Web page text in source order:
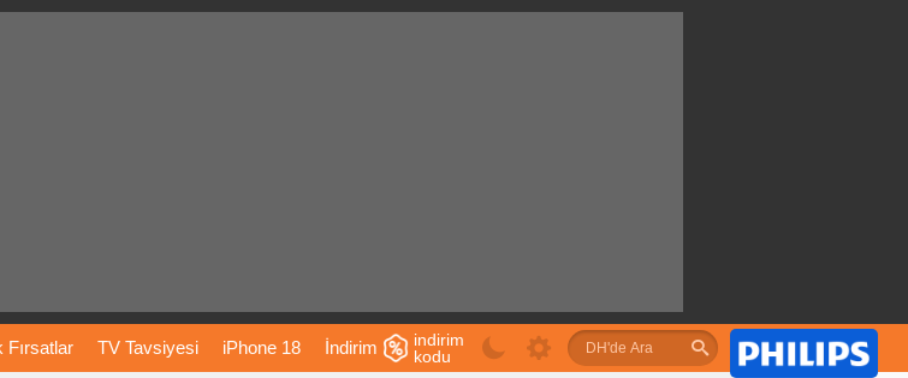
Fırsatlar TV Tavsiyesi iPhone 18 İndirim
indirim
kodu